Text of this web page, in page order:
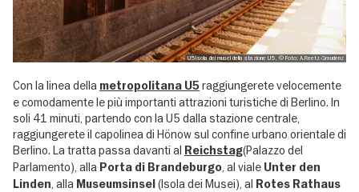
U5 Isola dei musei della stazione U5 , © Foto: A.Reetz-Graudenz
Con la linea della metropolitana U5raggiungerete velocemente
e comodamente le più importanti attrazioni turistiche di Berlino. In
soli 41 minuti, partendo con la U5 dalla stazione centrale,
raggiungerete il capolinea di Hönow sul confine urbano orientale di
Berlino. La tratta passa davanti al Reichstag(Palazzo del
Parlamento), alla Porta di Brandeburgo, al viale Unter den
Linden, alla Museumsinsel (Isola dei Musei), al Rotes Rathaus